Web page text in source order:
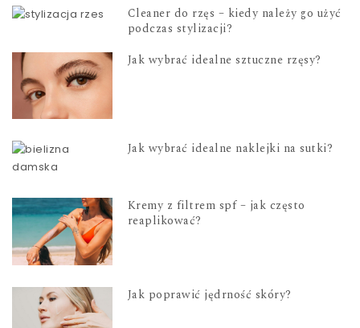
Cleaner do rzęs – kiedy należy go użyć
podczas stylizacji?
Jak wybrać idealne sztuczne rzęsy?
Jak wybrać idealne naklejki na sutki?
Kremy z filtrem spf – jak często
reaplikować?
Jak poprawić jędrność skóry?